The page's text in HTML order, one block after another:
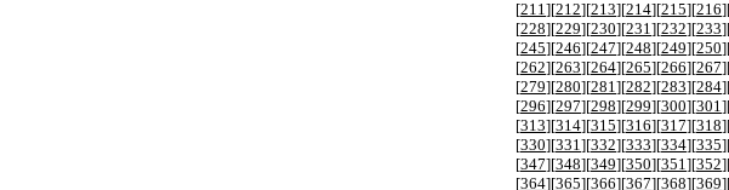
[211][212][213][214][215][216
[228][229][230][231][232][233
[245][246][247][248][249][250
[262][263][264][265][266][267
[279][280][281][282][283][284
[296][297][298][299][300][301
[313][314][315][316][317][318
[330][331][332][333][334][335
[347][348][349][350][351][352
[364][365][366][367][368][369